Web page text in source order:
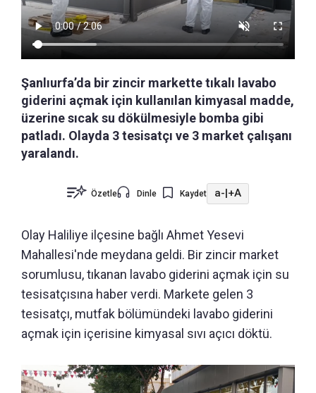
Şanlıurfa’da bir zincir markette tıkalı lavabo
giderini açmak için kullanılan kimyasal madde,
üzerine sıcak su dökülmesiyle bomba gibi
patladı. Olayda 3 tesisatçı ve 3 market çalışanı
yaralandı.
Özetle Dinle Kaydet a-|+A
Olay Haliliye ilçesine bağlı Ahmet Yesevi
Mahallesi'nde meydana geldi. Bir zincir market
sorumlusu, tıkanan lavabo giderini açmak için su
tesisatçısına haber verdi. Markete gelen 3
tesisatçı, mutfak bölümündeki lavabo giderini
açmak için içerisine kimyasal sıvı açıcı döktü.